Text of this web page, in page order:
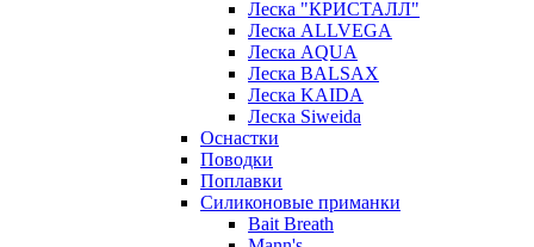
Леска "КРИСТАЛЛ"
Леска ALLVEGA
Леска AQUA
Леска BALSAX
Леска KAIDA
Леска Siweida
Оснастки
Поводки
Поплавки
Силиконовые приманки
Bait Breath